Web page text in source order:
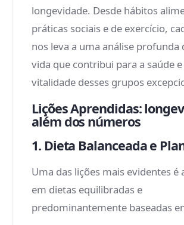
longevidade. Desde hábitos
práticas sociais e de exercício,
nos leva a uma análise profunda
vida que contribui para a saúde e
vitalidade desses grupos
Lições Aprendidas:
além dos números
1. Dieta Balanceada e
Uma das lições mais evidentes é
em dietas equilibradas e
predominantemente baseadas